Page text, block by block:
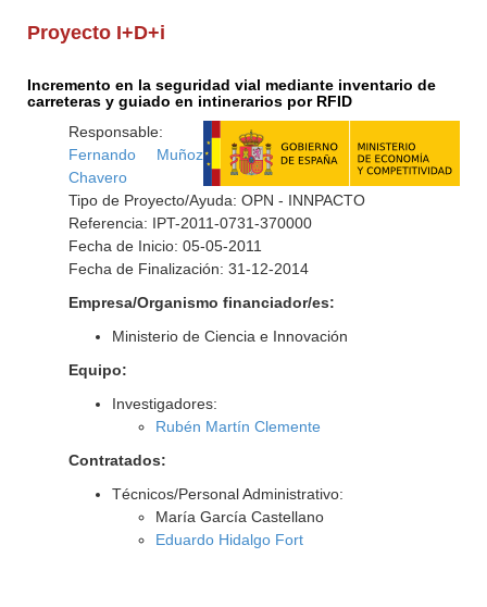
Proyecto I+D+i
Incremento en la seguridad vial mediante inventario de
carreteras y guiado en intinerarios por RFID
Responsable:
Fernando Muñoz
Chavero
Tipo de Proyecto/Ayuda: OPN - INNPACTO
Referencia: IPT-2011-0731-370000
Fecha de Inicio: 05-05-2011
Fecha de Finalización: 31-12-2014
Empresa/Organismo financiador/es:
Ministerio de Ciencia e Innovación
Equipo:
Investigadores:
Rubén Martín Clemente
Contratados:
Técnicos/Personal Administrativo:
María García Castellano
Eduardo Hidalgo Fort